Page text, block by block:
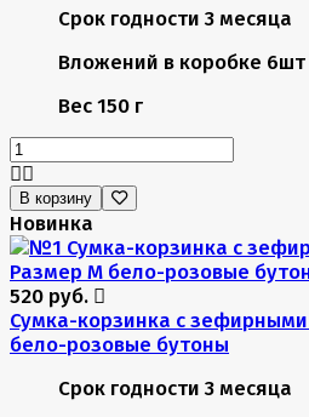
Срок годности 3 месяца
Вложений в коробке 6шт
Вес 150 г
В корзину
Новинка
520 руб.
Сумка-корзинка с
бело-розовые бутоны
Срок годности 3 месяца